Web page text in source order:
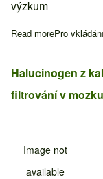
výzkum
Read moreabout
Pro
Halucinogen z
filtrování v mozku
Image not
available